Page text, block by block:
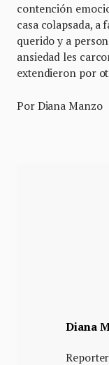
contención
casa colapsada, a
querido y a
ansiedad les
extendieron por
Por Diana Manzo
Diana